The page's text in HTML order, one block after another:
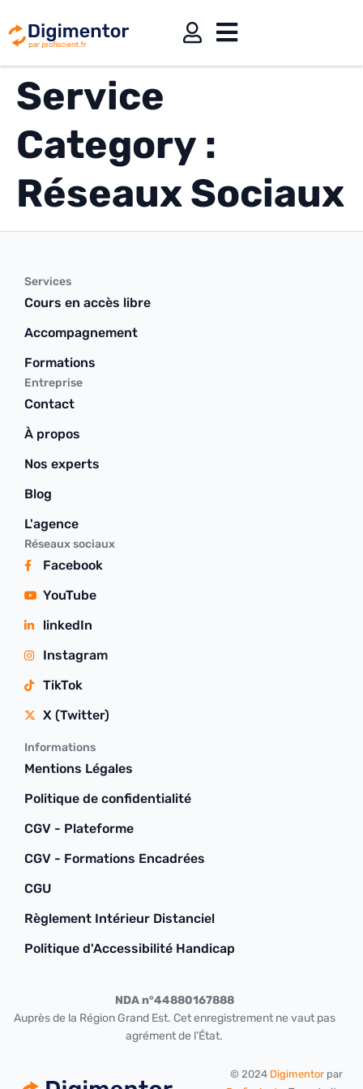
Service
Category :
Réseaux Sociaux
Services
Cours en accès libre
Accompagnement
Formations
Entreprise
Contact
À propos
Nos experts
Blog
L'agence
Réseaux sociaux
Facebook
YouTube
linkedIn
Instagram
TikTok
X (Twitter)
Informations
Mentions Légales
Politique de confidentialité
CGV - Plateforme
CGV - Formations Encadrées
CGU
Règlement Intérieur Distanciel
Politique d'Accessibilité Handicap
NDA n°44880167888
Auprès de la Région Grand Est. Cet enregistrement ne vaut pas
agrément de l’État.
© 2024 Digimentor par